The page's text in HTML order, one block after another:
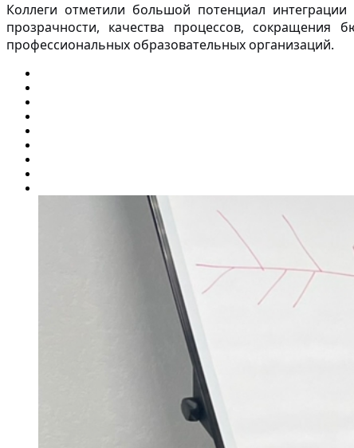
Коллеги отметили большой потенциал
прозрачности, качества процессов, сокращения
профессиональных образовательных организаций.